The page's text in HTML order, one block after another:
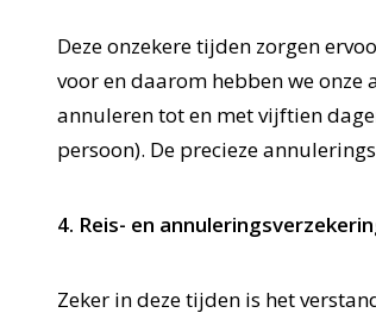
Deze onzekere tijden zorgen
voor en daarom hebben we
annuleren tot en met vijftien
persoon). De precieze
4. Reis- en
Zeker in deze tijden is het